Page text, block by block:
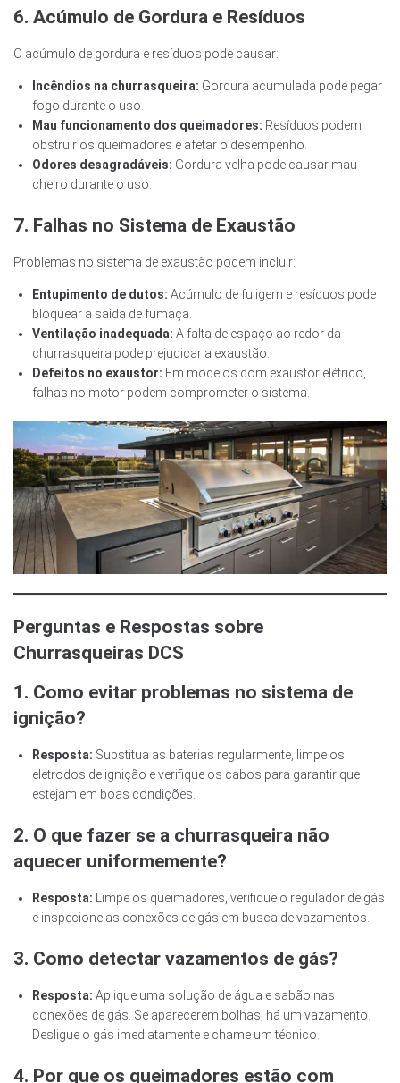
6. Acúmulo de Gordura e Resíduos
O acúmulo de gordura e resíduos pode causar:
Incêndios na churrasqueira: Gordura acumulada pode pegar
fogo durante o uso.
Mau funcionamento dos queimadores: Resíduos podem
obstruir os queimadores e afetar o desempenho.
Odores desagradáveis: Gordura velha pode causar mau
cheiro durante o uso.
7. Falhas no Sistema de Exaustão
Problemas no sistema de exaustão podem incluir:
Entupimento de dutos: Acúmulo de fuligem e resíduos pode
bloquear a saída de fumaça.
Ventilação inadequada: A falta de espaço ao redor da
churrasqueira pode prejudicar a exaustão.
Defeitos no exaustor: Em modelos com exaustor elétrico,
falhas no motor podem comprometer o sistema.
Perguntas e Respostas sobre
Churrasqueiras DCS
1. Como evitar problemas no sistema de
ignição?
Resposta: Substitua as baterias regularmente, limpe os
eletrodos de ignição e verifique os cabos para garantir que
estejam em boas condições.
2. O que fazer se a churrasqueira não
aquecer uniformemente?
Resposta: Limpe os queimadores, verifique o regulador de gás
e inspecione as conexões de gás em busca de vazamentos.
3. Como detectar vazamentos de gás?
Resposta: Aplique uma solução de água e sabão nas
conexões de gás. Se aparecerem bolhas, há um vazamento.
Desligue o gás imediatamente e chame um técnico.
4. Por que os queimadores estão com